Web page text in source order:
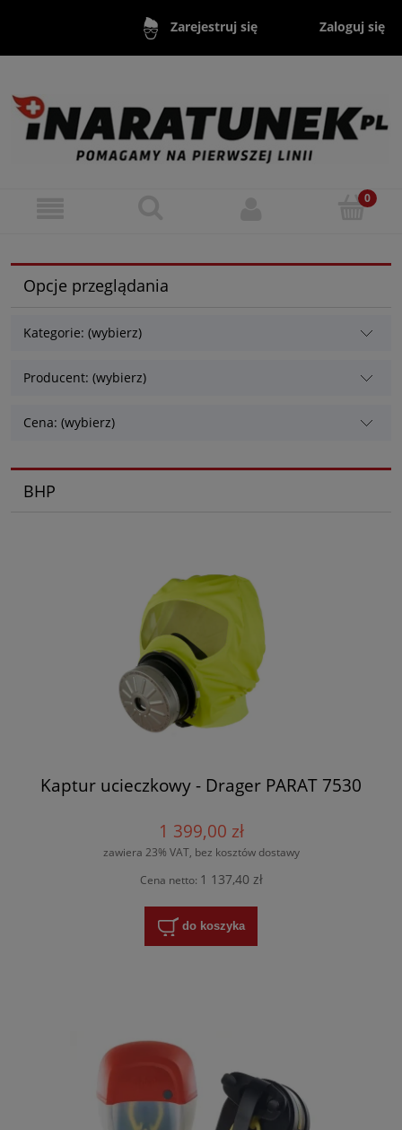
Zarejestruj się Zaloguj się
Opcje przeglądania
Kategorie: (wybierz)
Producent: (wybierz)
Cena: (wybierz)
BHP
Kaptur ucieczkowy - Drager PARAT 7530
1 399,00 zł
zawiera 23% VAT, bez kosztów dostawy
Cena netto: 1 137,40 zł
do koszyka